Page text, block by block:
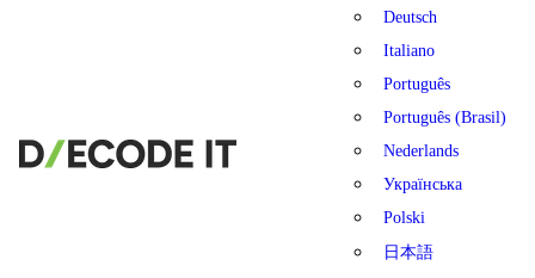
Deutsch
Italiano
Português
Português (Brasil)
Nederlands
Українська
Polski
日本語